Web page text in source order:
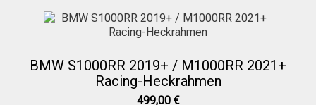
BMW S1000RR 2019+ / M1000RR 2021+
Racing-Heckrahmen
499,00 €